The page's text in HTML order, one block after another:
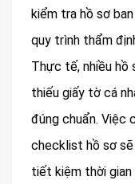
kiểm tra hồ sơ
quy trình thẩm
Thực tế, nhiều hồ
thiếu giấy tờ cá
đúng chuẩn. Việc
checklist hồ sơ sẽ
tiết kiệm thời gian